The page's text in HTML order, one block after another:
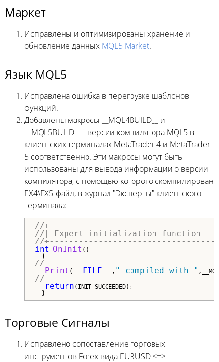
Маркет
Исправлены и оптимизированы хранение и
обновление данных MQL5 Market.
Язык MQL5
Исправлена ошибка в перегрузке шаблонов
функций.
Добавлены макросы __MQL4BUILD__ и
__MQL5BUILD__ - версии компилятора MQL5 в
клиентских терминалах MetaTrader 4 и MetaTrader
5 соответственно. Эти макросы могут быть
использованы для вывода информации о версии
компилятора, с помощью которого скомпилирован
EX4\EX5-файл, в журнал "Эксперты" клиентского
терминала:
//
//| Expert initialization function
//
int OnInit ()
//---
Print ( __FILE__ , " compiled with "
//---
return (INIT_SUCCEEDED);
}
Торговые Сигналы
Исправлено сопоставление торговых
инструментов Forex вида EURUSD <=>